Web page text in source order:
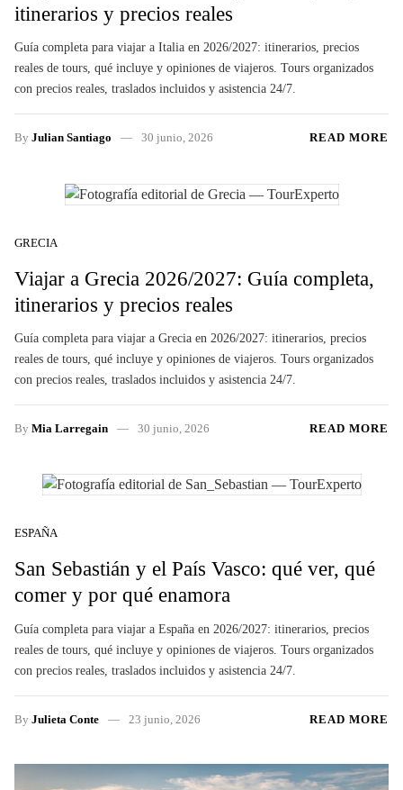
itinerarios y precios reales
Guía completa para viajar a Italia en 2026/2027: itinerarios, precios
reales de tours, qué incluye y opiniones de viajeros. Tours organizados
con precios reales, traslados incluidos y asistencia 24/7.
By Julian Santiago 30 junio, 2026 READ MORE
GRECIA
Viajar a Grecia 2026/2027: Guía completa,
itinerarios y precios reales
Guía completa para viajar a Grecia en 2026/2027: itinerarios, precios
reales de tours, qué incluye y opiniones de viajeros. Tours organizados
con precios reales, traslados incluidos y asistencia 24/7.
By Mia Larregain 30 junio, 2026 READ MORE
ESPAÑA
San Sebastián y el País Vasco: qué ver, qué
comer y por qué enamora
Guía completa para viajar a España en 2026/2027: itinerarios, precios
reales de tours, qué incluye y opiniones de viajeros. Tours organizados
con precios reales, traslados incluidos y asistencia 24/7.
By Julieta Conte 23 junio, 2026 READ MORE